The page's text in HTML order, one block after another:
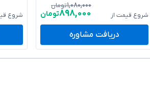
شروع قیمت از
۱,۰۸۰,۰۰۰تومان
۸۹۸,۰۰۰تومان
دریافت مشاوره
شروع